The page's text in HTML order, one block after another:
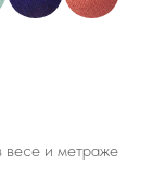
весе и метраже